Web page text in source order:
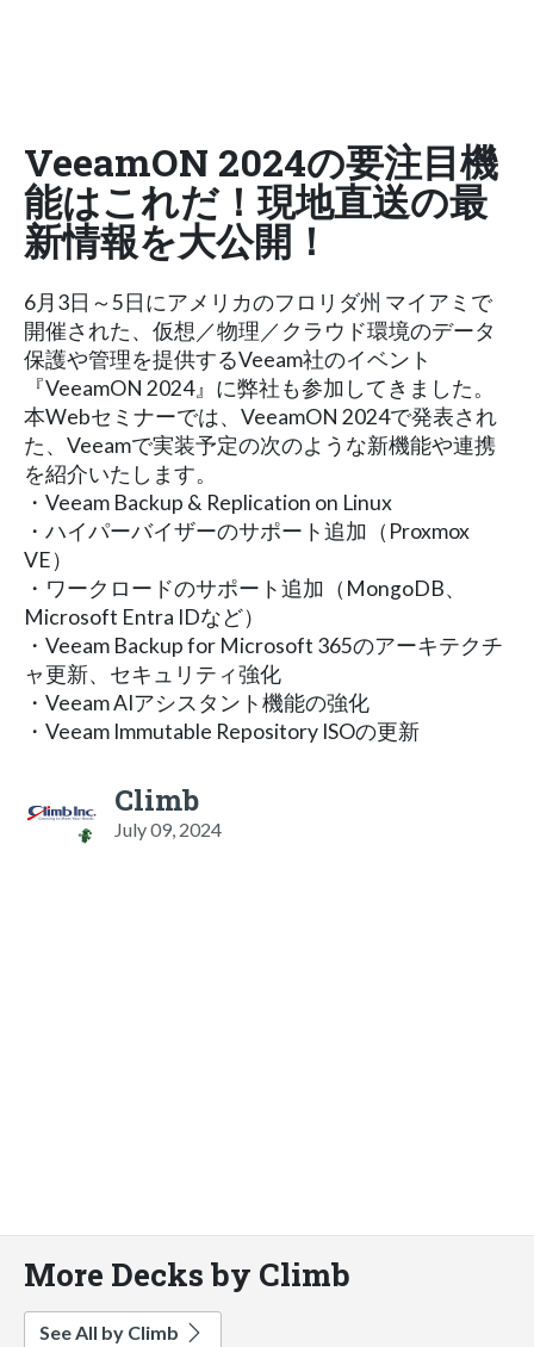
VeeamON 2024の要注目機
能はこれだ！現地直送の最
新情報を大公開！
6月3日～5日にアメリカのフロリダ州 マイアミで
開催された、仮想／物理／クラウド環境のデータ
保護や管理を提供するVeeam社のイベント
『VeeamON 2024』に弊社も参加してきました。
本Webセミナーでは、VeeamON 2024で発表され
た、Veeamで実装予定の次のような新機能や連携
を紹介いたします。
・Veeam Backup & Replication on Linux
・ハイパーバイザーのサポート追加（Proxmox
VE）
・ワークロードのサポート追加（MongoDB、
Microsoft Entra IDなど）
・Veeam Backup for Microsoft 365のアーキテクチ
ャ更新、セキュリティ強化
・Veeam AIアシスタント機能の強化
・Veeam Immutable Repository ISOの更新
Climb
July 09, 2024
More Decks by Climb
See All by Climb